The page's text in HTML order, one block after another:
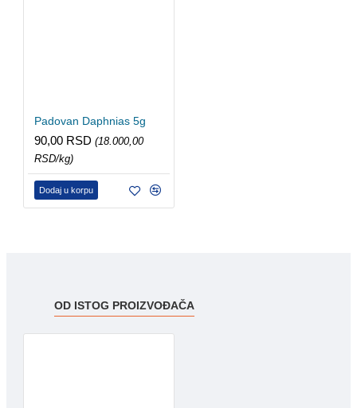
Padovan Daphnias 5g
90,00 RSD (18.000,00
RSD/kg)
Dodaj u korpu
OD ISTOG PROIZVOĐAČA